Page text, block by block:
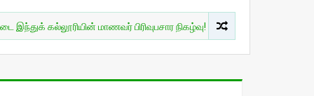
மாணவர் பிரிவுபசார நிகழ்வு! இலங்கை